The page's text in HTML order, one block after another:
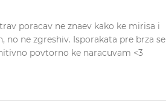
poracav ne znaev kako ke mirisa i
no ne zgreshiv. Isporakata pre brza se
povtorno ke naracuvam <3